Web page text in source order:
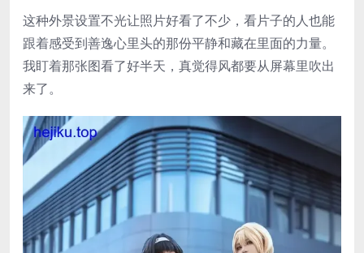
这种外景设置不光让照片好看了不少，看片子的人也能
跟着感受到善逸心里头的那份平静和藏在里面的力量。
我盯着那张图看了好半天，真觉得风都要从屏幕里吹出
来了。